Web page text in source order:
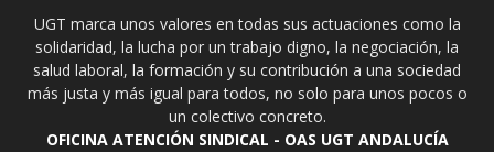
UGT marca unos valores en todas sus actuaciones como la
solidaridad, la lucha por un trabajo digno, la negociación, la
salud laboral, la formación y su contribución a una sociedad
más justa y más igual para todos, no solo para unos pocos o
un colectivo concreto.
OFICINA ATENCIÓN SINDICAL - OAS UGT ANDALUCÍA